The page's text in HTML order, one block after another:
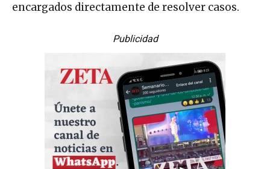
encargados directamente de resolver casos.
Publicidad